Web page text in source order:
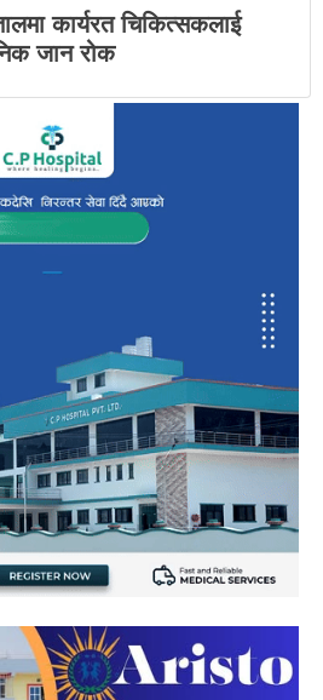
कार्यरत चिकित्सकलाई
जान रोक